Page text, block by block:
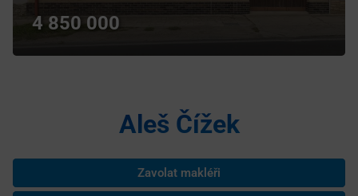
4 850 000
Aleš Čížek
Zavolat makléři